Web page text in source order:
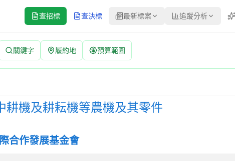
查招標 查決標 最新標案 追蹤分析
關鍵字 履約地 預算範圍
農機及其零件 招標公告 | 案號：ICDF-TM-115-010 | 公開取得
件 | 招標方式：公開取得報價單或企劃書 | 決標方式：最低
耕機及耕耘機等農機及其零件
合作發展基金會